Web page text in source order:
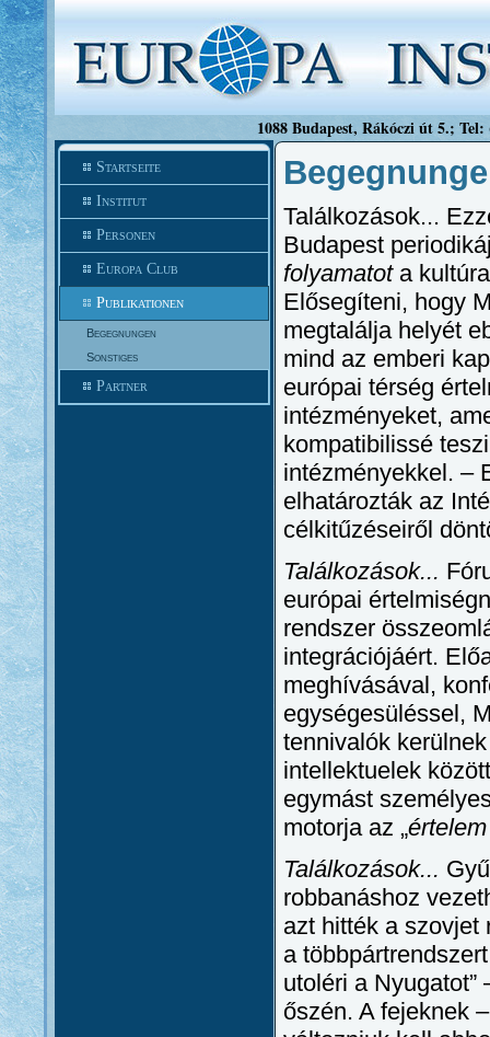
1088 Budapest, Rákóczi út 5.;
Startseite
Institut
Personen
Europa Club
Publikationen
Begegnungen
Sonstiges
Partner
Találkozások...
Budapest
folyamatota
Elősegíteni, hogy
megtalálja helyét
mind az emberi
európai térség
intézményeket,
kompatibilissé
intézményekkel. –
elhatározták az
célkitűzéseiről
Találkozások...
európai
rendszer
integrációjáért.
meghívásával,
egységesüléssel,
tennivalók
intellektuelek
egymást
motorja az „
Találkozások...
robbanáshoz
azt hitték a szovjet
a
utoléri a
őszén. A fejeknek